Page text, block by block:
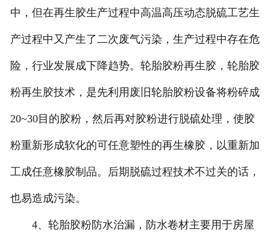
中，但在再生胶生产过程中高温高压动态脱硫工艺生
产过程中又产生了二次废气污染，生产过程中存在危
险，行业发展成下降趋势。轮胎胶粉再生胶，轮胎胶
粉再生胶技术，是先利用废旧轮胎胶粉设备将粉碎成
20~30目的胶粉，然后再对胶粉进行脱硫处理，使胶
粉重新形成软化的可任意塑性的再生橡胶，以重新加
工成任意橡胶制品。后期脱硫过程技术不过关的话，
也易造成污染。
4、轮胎胶粉防水治漏，防水卷材主要用于房屋